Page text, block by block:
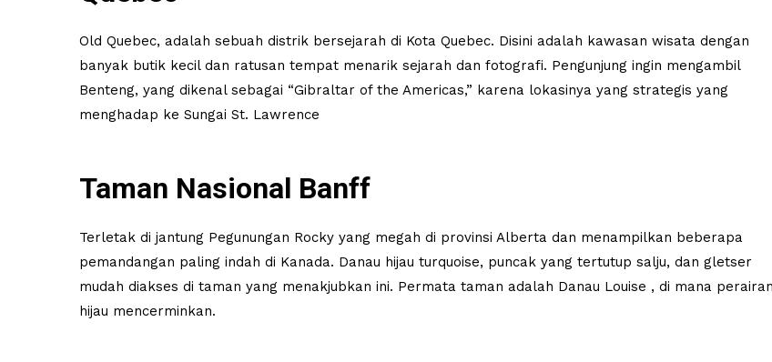
Old Quebec, adalah sebuah distrik bersejarah di Kota Quebec. Disini adalah kawasan wisata dengan
banyak butik kecil dan ratusan tempat menarik sejarah dan fotografi. Pengunjung ingin mengambil
Benteng, yang dikenal sebagai “Gibraltar of the Americas,” karena lokasinya yang strategis yang
menghadap ke Sungai St. Lawrence
Taman Nasional Banff
Terletak di jantung Pegunungan Rocky yang megah di provinsi Alberta dan menampilkan beberapa
pemandangan paling indah di Kanada. Danau hijau turquoise, puncak yang tertutup salju, dan gletser
mudah diakses di taman yang menakjubkan ini. Permata taman adalah Danau Louise , di mana perairan
hijau mencerminkan.